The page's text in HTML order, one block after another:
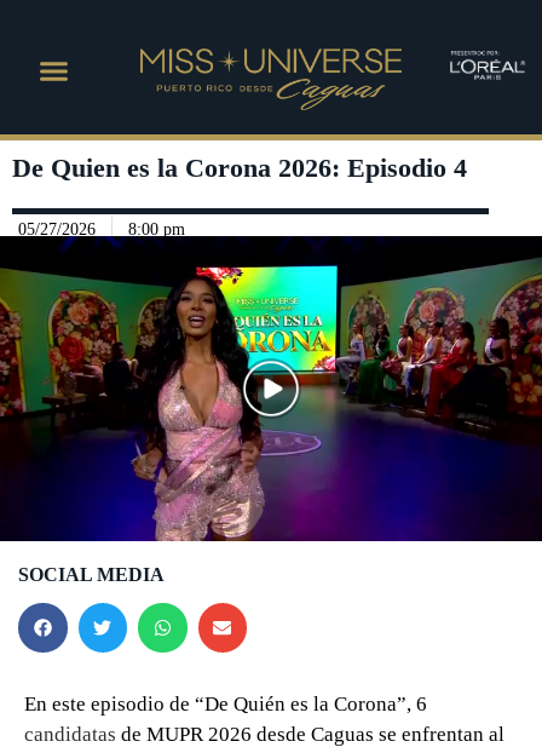
De Quien es la Corona 2026: Episodio 4
05/27/2026 8:00 pm
Play Video
SOCIAL MEDIA
En este episodio de “De Quién es la Corona”, 6
candidatas de MUPR 2026 desde Caguas se enfrentan al